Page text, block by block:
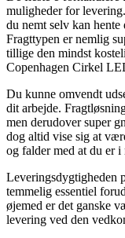
muligheder for
du nemt selv kan
Fragttypen er nemlig
tillige den mindst
Copenhagen Cirkel
Du kunne omvendt
dit arbejde.
men derudover super
dog altid vise sig at
og falder med at du er
Leveringsdygtigheden
temmelig essentiel
øjemed er det ganske
levering ved den